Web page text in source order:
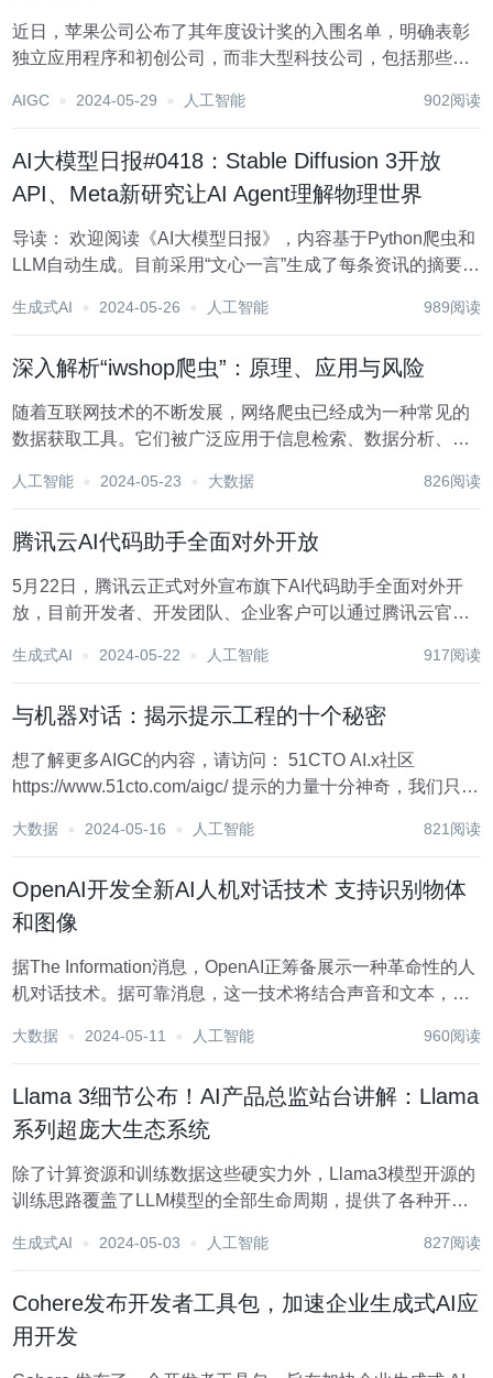
近日，苹果公司公布了其年度设计奖的入围名单，明确表彰
独立应用程序和初创公司，而非大型科技公司，包括那些提
法者和监管机构质疑之际，苹果将目光投向了那些在其平台
AIGC 2024-05-29 人工智能 902阅读
AI大模型日报#0418：Stable Diffusion 3开放
API、Meta新研究让AI Agent理解物理世界
导读： 欢迎阅读《AI大模型日报》，内容基于Python爬虫和
LLM自动生成。目前采用“文心一言”生成了每条资讯的摘要。
有生动的说话和歌唱能力 摘要: 微软发布了VASA-1人工智
生成式AI 2024-05-26 人工智能 989阅读
深入解析“iwshop爬虫”：原理、应用与风险
随着互联网技术的不断发展，网络爬虫已经成为一种常见的
数据获取工具。它们被广泛应用于信息检索、数据分析、机
有其独特的特点和应用场景。本文将对“iwshop爬虫”的原
人工智能 2024-05-23 大数据 826阅读
腾讯云AI代码助手全面对外开放
5月22日，腾讯云正式对外宣布旗下AI代码助手全面对外开
放，目前开发者、开发团队、企业客户可以通过腾讯云官网
成的数字化工具，它基于腾讯混元代码模型，可以为开发
生成式AI 2024-05-22 人工智能 917阅读
与机器对话：揭示提示工程的十个秘密
想了解更多AIGC的内容，请访问： 51CTO AI.x社区
https://www.51cto.com/aigc/ 提示的力量十分神奇，我们只需
良好的答案。没有什么话题是晦涩难懂的，没有什么事实是
大数据 2024-05-16 人工智能 821阅读
OpenAI开发全新AI人机对话技术 支持识别物体
和图像
据The Information消息，OpenAI正筹备展示一种革命性的人
机对话技术。据可靠消息，这一技术将结合声音和文本，不
力，为用户带来前所未有的交互体验。 ChatGPT的开发团队
大数据 2024-05-11 人工智能 960阅读
Llama 3细节公布！AI产品总监站台讲解：Llama
系列超庞大生态系统
除了计算资源和训练数据这些硬实力外，Llama3模型开源的
训练思路覆盖了LLM模型的全部生命周期，提供了各种开源
的热战，各家争相测评、对比模型的能力，也有团队在进行
生成式AI 2024-05-03 人工智能 827阅读
Cohere发布开发者工具包，加速企业生成式AI应
用开发